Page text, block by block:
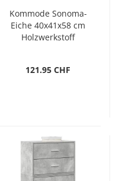
Kommode Sonoma-
Eiche 40x41x58 cm
Holzwerkstoff
121.95 CHF